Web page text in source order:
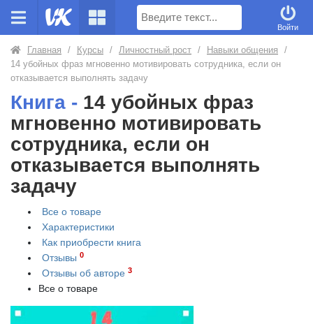
Поиск
Войти
Главная / Курсы / Личностный рост / Навыки общения
/
14 убойных фраз мгновенно мотивировать сотрудника, если он
отказывается выполнять задачу
Книга - 14 убойных фраз
мгновенно мотивировать
сотрудника, если он
отказывается выполнять
задачу
Все о товаре
Характеристики
Как приобрести книга
Отзывы 0
Отзывы об авторе 3
Все о товаре